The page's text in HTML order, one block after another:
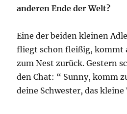
anderen Ende der Welt?
Eine der beiden kleinen
fliegt schon fleißig, kommt
zum Nest zurück. Gestern
den Chat: “ Sunny, komm
deine Schwester, das kleine